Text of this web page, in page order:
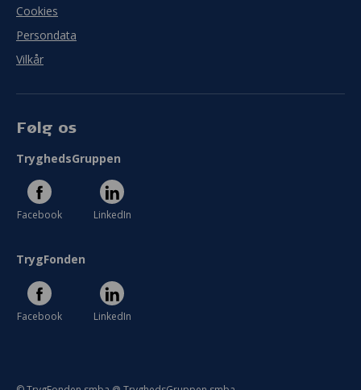
Cookies
Persondata
Vilkår
Følg os
TryghedsGruppen
Facebook LinkedIn
TrygFonden
Facebook LinkedIn